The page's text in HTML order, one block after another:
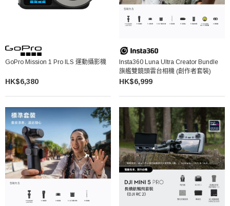
GoPro Mission 1 Pro ILS 運動攝影機
HK$6,380
Insta360 Luna Ultra Creator Bundle
旗艦雙鏡頭雲台相機 (創作者套裝)
HK$6,999